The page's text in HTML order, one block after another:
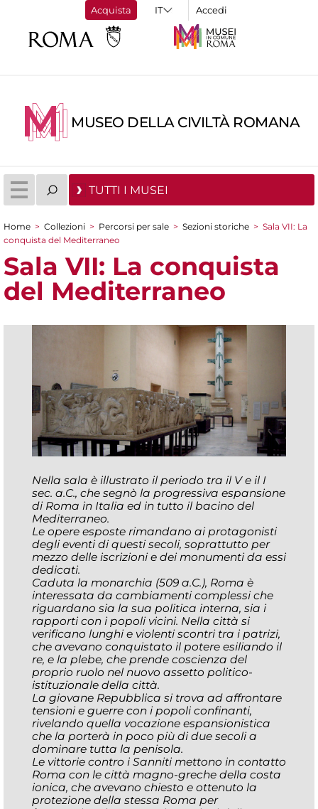
Acquista Accedi
MUSEO DELLA CIVILTÀ ROMANA
TUTTI I MUSEI
Tu sei qui
Home > Collezioni > Percorsi per sale > Sezioni storiche > Sala VII: La
conquista del Mediterraneo
Sala VII: La conquista
del Mediterraneo
Nella sala è illustrato il periodo tra il V e il I
sec. a.C., che segnò la progressiva espansione
di Roma in Italia ed in tutto il bacino del
Mediterraneo.
Le opere esposte rimandano ai protagonisti
degli eventi di questi secoli, soprattutto per
mezzo delle iscrizioni e dei monumenti da essi
dedicati.
Caduta la monarchia (509 a.C.), Roma è
interessata da cambiamenti complessi che
riguardano sia la sua politica interna, sia i
rapporti con i popoli vicini. Nella città si
verificano lunghi e violenti scontri tra i patrizi,
che avevano conquistato il potere esiliando il
re, e la plebe, che prende coscienza del
proprio ruolo nel nuovo assetto politico-
istituzionale della città.
La giovane Repubblica si trova ad affrontare
tensioni e guerre con i popoli confinanti,
rivelando quella vocazione espansionistica
che la porterà in poco più di due secoli a
dominare tutta la penisola.
Le vittorie contro i Sanniti mettono in contatto
Roma con le città magno-greche della costa
ionica, che avevano chiesto e ottenuto la
protezione della stessa Roma per